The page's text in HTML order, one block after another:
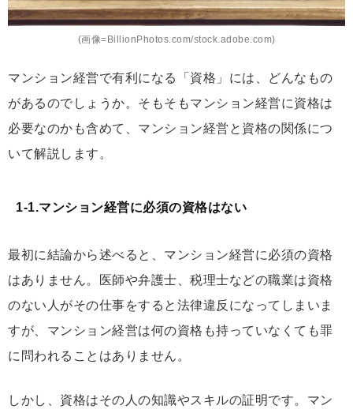
(画像=BillionPhotos.com/stock.adobe.com)
マンション経営で有利になる「資格」には、どんなもの
があるのでしょうか。そもそもマンション経営に資格は
必要なのかも含めて、マンション経営と資格の関係につ
いて解説します。
1-1.マンション経営に必須の資格はない
最初に結論から述べると、マンション経営に必須の資格
はありません。医師や弁護士、税理士などの職業は資格
のない人がその仕事をすると法律違反になってしまいま
すが、マンション経営は何の資格も持っていなくても罪
に問われることはありません。
しかし、資格はその人の知識やスキルの証明です。マン